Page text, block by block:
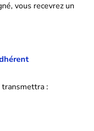
vous recevrez un
: